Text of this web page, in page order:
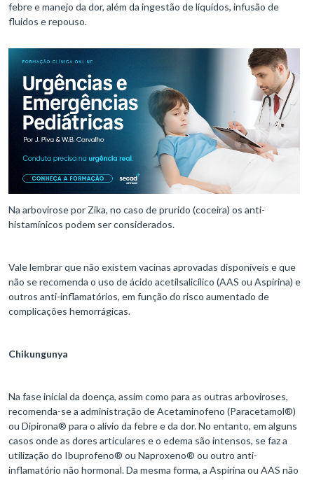
febre e manejo da dor, além da ingestão de líquídos, infusão de
fluidos e repouso.
Na arbovirose por Zika, no caso de prurido (coceira) os anti-
histamínicos podem ser considerados.
Vale lembrar que não existem vacinas aprovadas disponíveis e que
não se recomenda o uso de ácido acetilsalicílico (AAS ou Aspirina) e
outros anti-inflamatórios, em função do risco aumentado de
complicações hemorrágicas.
Chikungunya
Na fase inicial da doença, assim como para as outras arboviroses,
recomenda-se a administração de Acetaminofeno (Paracetamol®)
ou Dipirona® para o alívio da febre e da dor. No entanto, em alguns
casos onde as dores articulares e o edema são intensos, se faz a
utilização do Ibuprofeno® ou Naproxeno® ou outro anti-
inflamatório não hormonal. Da mesma forma, a Aspirina ou AAS não